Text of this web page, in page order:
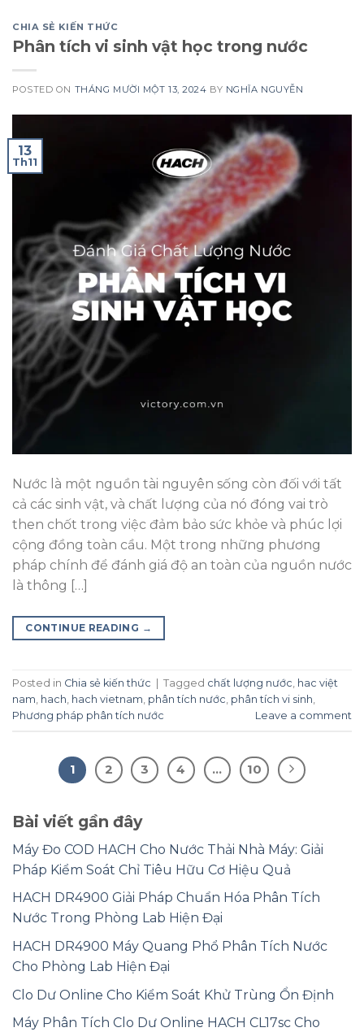
CHIA SẺ KIẾN THỨC
Phân tích vi sinh vật học trong nước
POSTED ON THÁNG MƯỜI MỘT 13, 2024 BY NGHĨA NGUYỄN
13
Th11
Nước là một nguồn tài nguyên sống còn đối với tất
cả các sinh vật, và chất lượng của nó đóng vai trò
then chốt trong việc đảm bảo sức khỏe và phúc lợi
cộng đồng toàn cầu. Một trong những phương
pháp chính để đánh giá độ an toàn của nguồn nước
là thông […]
CONTINUE READING →
Posted in Chia sẻ kiến thức Tagged chất lượng nước hac việt
nam hach hach vietnam phân tích nước phân tích vi sinh
Phương pháp phân tích nước
Leave a comment
1 2 3 4 … 10
Bài viết gần đây
Máy Đo COD HACH Cho Nước Thải Nhà Máy: Giải
Pháp Kiểm Soát Chỉ Tiêu Hữu Cơ Hiệu Quả
HACH DR4900 Giải Pháp Chuẩn Hóa Phân Tích
Nước Trong Phòng Lab Hiện Đại
HACH DR4900 Máy Quang Phổ Phân Tích Nước
Cho Phòng Lab Hiện Đại
Clo Dư Online Cho Kiểm Soát Khử Trùng Ổn Định
Máy Phân Tích Clo Dư Online HACH CL17sc Cho